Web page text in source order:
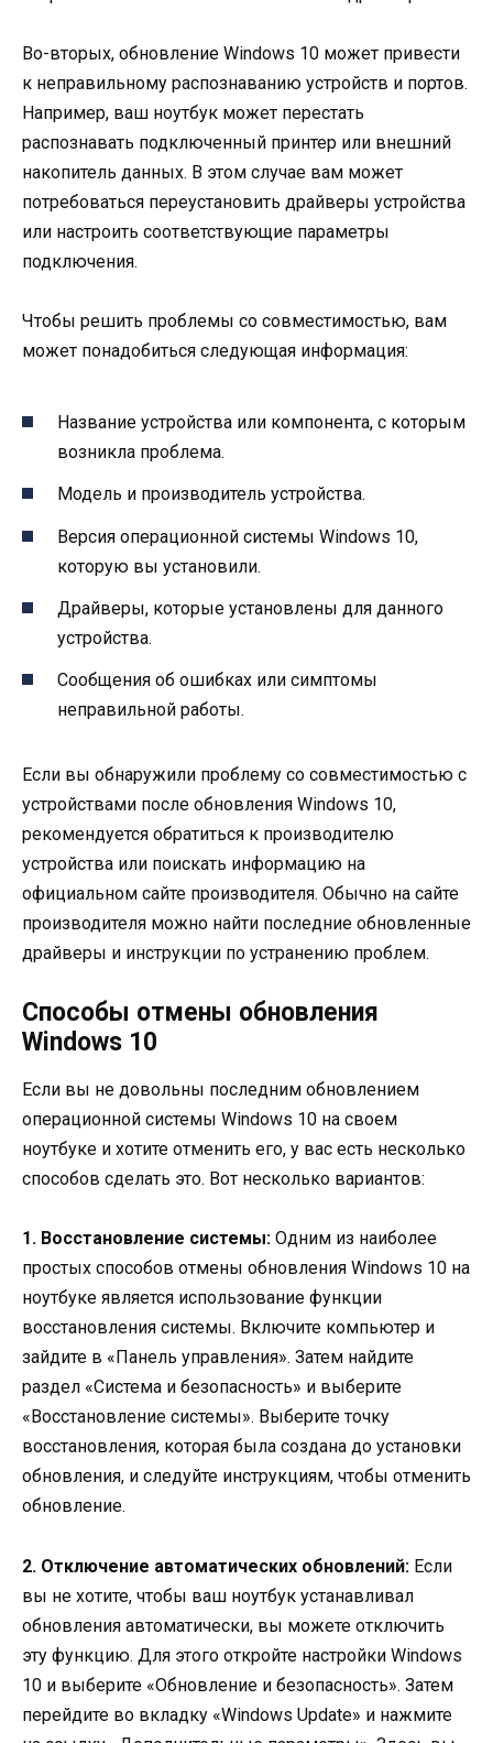
Во-вторых, обновление Windows 10 может привести
к неправильному распознаванию устройств и портов.
Например, ваш ноутбук может перестать
распознавать подключенный принтер или внешний
накопитель данных. В этом случае вам может
потребоваться переустановить драйверы устройства
или настроить соответствующие параметры
подключения.
Чтобы решить проблемы со совместимостью, вам
может понадобиться следующая информация:
Название устройства или компонента, с которым
возникла проблема.
Модель и производитель устройства.
Версия операционной системы Windows 10,
которую вы установили.
Драйверы, которые установлены для данного
устройства.
Сообщения об ошибках или симптомы
неправильной работы.
Если вы обнаружили проблему со совместимостью с
устройствами после обновления Windows 10,
рекомендуется обратиться к производителю
устройства или поискать информацию на
официальном сайте производителя. Обычно на сайте
производителя можно найти последние обновленные
драйверы и инструкции по устранению проблем.
Способы отмены обновления
Windows 10
Если вы не довольны последним обновлением
операционной системы Windows 10 на своем
ноутбуке и хотите отменить его, у вас есть несколько
способов сделать это. Вот несколько вариантов:
1. Восстановление системы: Одним из наиболее
простых способов отмены обновления Windows 10 на
ноутбуке является использование функции
восстановления системы. Включите компьютер и
зайдите в «Панель управления». Затем найдите
раздел «Система и безопасность» и выберите
«Восстановление системы». Выберите точку
восстановления, которая была создана до установки
обновления, и следуйте инструкциям, чтобы отменить
обновление.
2. Отключение автоматических обновлений: Если
вы не хотите, чтобы ваш ноутбук устанавливал
обновления автоматически, вы можете отключить
эту функцию. Для этого откройте настройки Windows
10 и выберите «Обновление и безопасность». Затем
перейдите во вкладку «Windows Update» и нажмите